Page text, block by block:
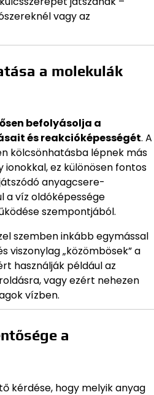
vagy az
a molekulák
befolyásolja a
és reakcióképességét. A
kölcsönhatásba lépnek más
ionokkal, ez különösen fontos
anyagcsere-
a víz oldóképessége
szempontjából.
szemben inkább egymással
viszonylag „közömbösek” a
használják például az
vagy ezért nehezen
vízben.
a
kérdése, hogy melyik anyag